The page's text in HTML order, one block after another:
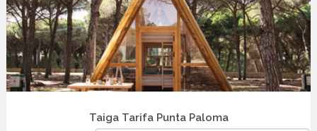
Taiga Tarifa Punta Paloma